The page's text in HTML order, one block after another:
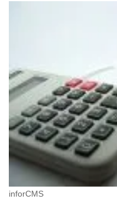
inforCMS